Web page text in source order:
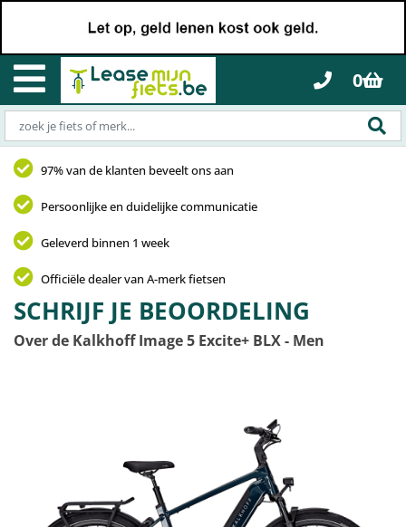
0
97% van de klanten beveelt ons aan
Persoonlijke en duidelijke communicatie
Geleverd binnen 1 week
Officiële dealer van A-merk fietsen
SCHRIJF JE BEOORDELING
Over de Kalkhoff Image 5 Excite+ BLX - Men